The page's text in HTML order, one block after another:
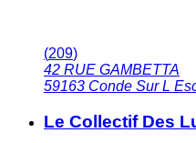
(209)
42 RUE GAMBETTA
59163 Conde Sur L
Le Collectif Des